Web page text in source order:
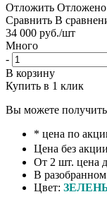
Отложить Отложено
Сравнить В
34 000 руб./шт
Много
-
В корзину
Купить в 1 клик
Вы можете
* цена по
Цена без
От 2 шт. цена
В
Цвет: